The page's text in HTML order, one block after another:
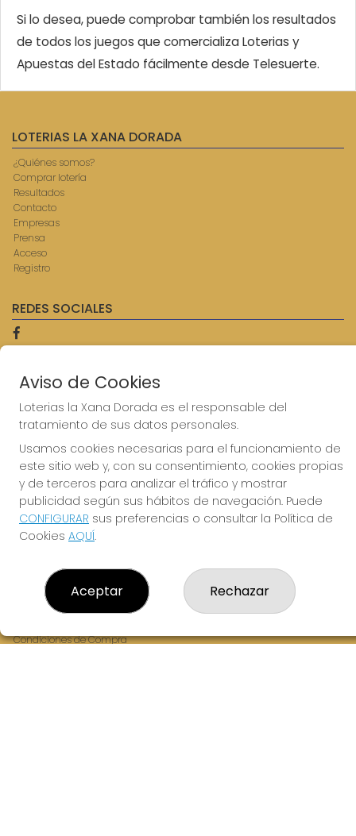
Si lo desea, puede comprobar también los resultados
de todos los juegos que comercializa Loterias y
Apuestas del Estado fácilmente desde Telesuerte.
LOTERIAS LA XANA DORADA
¿Quiénes somos?
Comprar lotería
Resultados
Contacto
Empresas
Prensa
Acceso
Registro
REDES SOCIALES
CONTACTO
ADMINISTRACION DE LOTERIAS: 9-AVILES - RECEPTOR
OFICIAL: 57750
985567207
Clica aquí para contactar por WhatsApp
614069067
info@laxanadorada.com
Fernandez Balsera 26 bajo
Aviles, 33402
(Asturias) España
Aviso Legal
Política de Privacidad
Condiciones de Compra
Aviso de Cookies
Loterias la Xana Dorada es el responsable del
tratamiento de sus datos personales.
Usamos cookies necesarias para el funcionamiento de
este sitio web y, con su consentimiento, cookies propias
y de terceros para analizar el tráfico y mostrar
publicidad según sus hábitos de navegación. Puede
CONFIGURAR sus preferencias o consultar la Política de
Cookies AQUÍ.
Aceptar Rechazar